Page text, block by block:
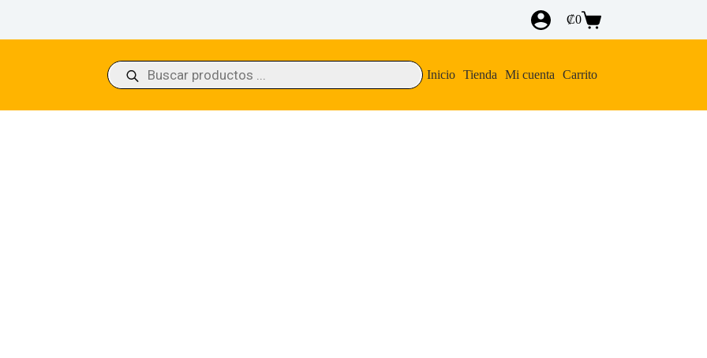
Carro
de
₡0
Búsqueda
de
productos
Inicio Tienda Mi cuenta Carrito